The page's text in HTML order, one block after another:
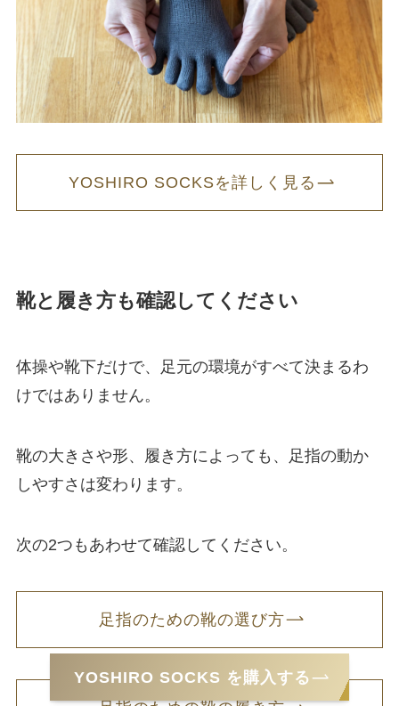
YOSHIRO SOCKS を購入する
YOSHIRO SOCKSを詳しく見る
靴と履き方も確認してください
体操や靴下だけで、足元の環境がすべて決まるわ
けではありません。
靴の大きさや形、履き方によっても、足指の動か
しやすさは変わります。
次の2つもあわせて確認してください。
足指のための靴の選び方